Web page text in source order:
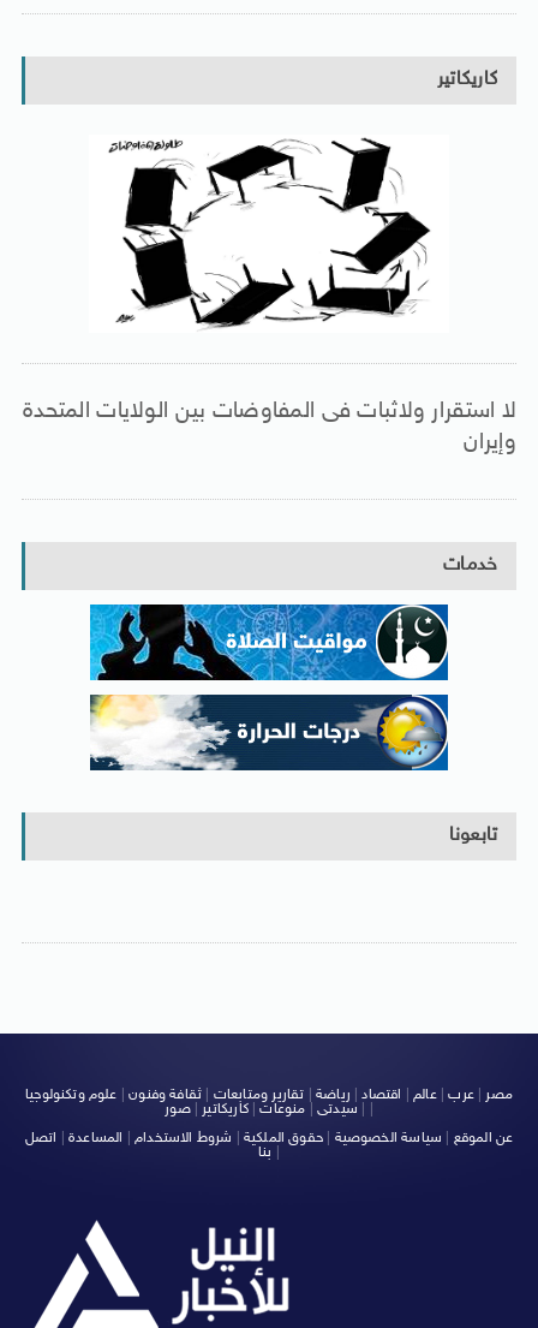
كاريكاتير
لا استقرار ولاثبات فى المفاوضات بين الولايات المتحدة
وإيران
خدمات
تابعونا
مصر |عرب|عالم| اقتصاد| رياضة تقارير ومتابعات ثقافة وفنون| علوم وتكنولوجيا
سيدتى| منوعات|كاريكاتير |صور
عن الموقع
سياسة الخصوصية حقوق الملكية شروط الاستخدام المساعدة
اتصل
بنا